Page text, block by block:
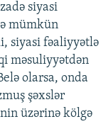
siyasi
mümkün
siyasi fəaliyyətlə
məsuliyyətdən
olarsa, onda
şəxslər
üzərinə kölgə